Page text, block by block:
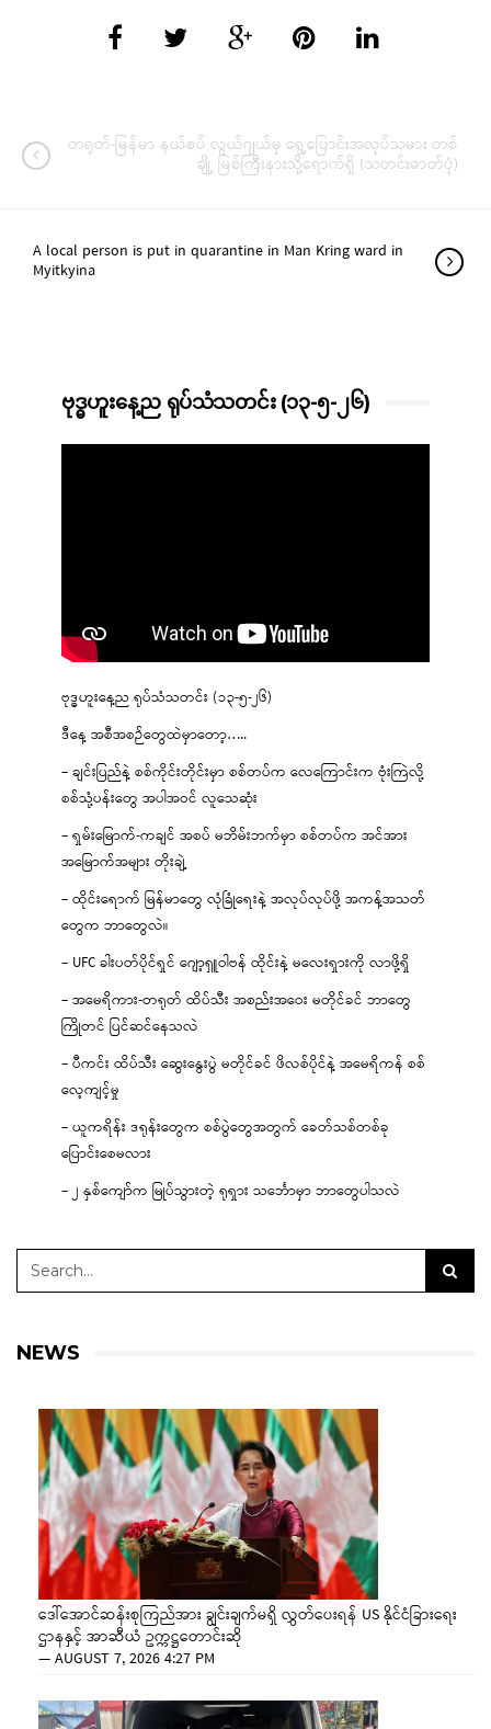
တရုတ်-မြန်မာ နယ်စပ် လွယ်ဂျယ်မှ ရွေ့ပြောင်းအလုပ်သမား တစ်
ချို့ မြစ်ကြီးနားသို့ရောက်ရှိ (သတင်းဓာတ်ပုံ)
A local person is put in quarantine in Man Kring ward in
Myitkyina
ဗုဒ္ဓဟူးနေ့ည ရုပ်သံသတင်း (၁၃-၅-၂၆)
ဗုဒ္ဓဟူးနေ့ည ရုပ်သံသတင်း (၁၃-၅-၂၆)
ဒီနေ့ အစီအစဉ်တွေထဲမှာတော့…..
– ချင်းပြည်နဲ့ စစ်ကိုင်းတိုင်းမှာ စစ်တပ်က လေကြောင်းက ဗုံးကြဲလို့
စစ်သုံ့ပန်းတွေ အပါအဝင် လူသေဆုံး
– ရှမ်းမြောက်-ကချင် အစပ် မဘိမ်းဘက်မှာ စစ်တပ်က အင်အား
အမြောက်အများ တိုးချဲ့
– ထိုင်းရောက် မြန်မာတွေ လုံခြုံရေးနဲ့ အလုပ်လုပ်ဖို့ အကန့်အသတ်
တွေက ဘာတွေလဲ။
– UFC ခါးပတ်ပိုင်ရှင် ဂျော့ရှူဝါဗန် ထိုင်းနဲ့ မလေးရှားကို လာဖို့ရှိ
– အမေရိကား-တရုတ် ထိပ်သီး အစည်းအဝေး မတိုင်ခင် ဘာတွေ
ကြိုတင် ပြင်ဆင်နေသလဲ
– ပီကင်း ထိပ်သီး ဆွေးနွေးပွဲ မတိုင်ခင် ဖိလစ်ပိုင်နဲ့ အမေရိကန် စစ်
လေ့ကျင့်မှု
– ယူကရိန်း ဒရုန်းတွေက စစ်ပွဲတွေအတွက် ခေတ်သစ်တစ်ခု
ပြောင်းစေမလား
– ၂ နှစ်ကျော်က မြုပ်သွားတဲ့ ရုရှား သင်္ဘောမှာ ဘာတွေပါသလဲ
NEWS
ဒေါ်အောင်ဆန်းစုကြည်အား ချွင်းချက်မရှိ လွှတ်ပေးရန် US နိုင်ငံခြားရေး
ဌာနနှင့် အာဆီယံ ဥက္ကဋ္ဌတောင်းဆို
—AUGUST 7, 2026 4:27 PM